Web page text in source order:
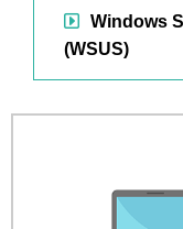
Windows
(WSUS)